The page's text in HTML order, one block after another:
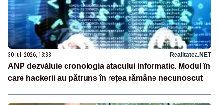
30 iul. 2026, 13:33 Realitatea.NET
ANP dezvăluie cronologia atacului informatic. Modul în
care hackerii au pătruns în rețea rămâne necunoscut